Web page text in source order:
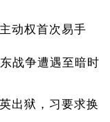
动权首次易手
战争遭遇至暗时
出狱，习要求换